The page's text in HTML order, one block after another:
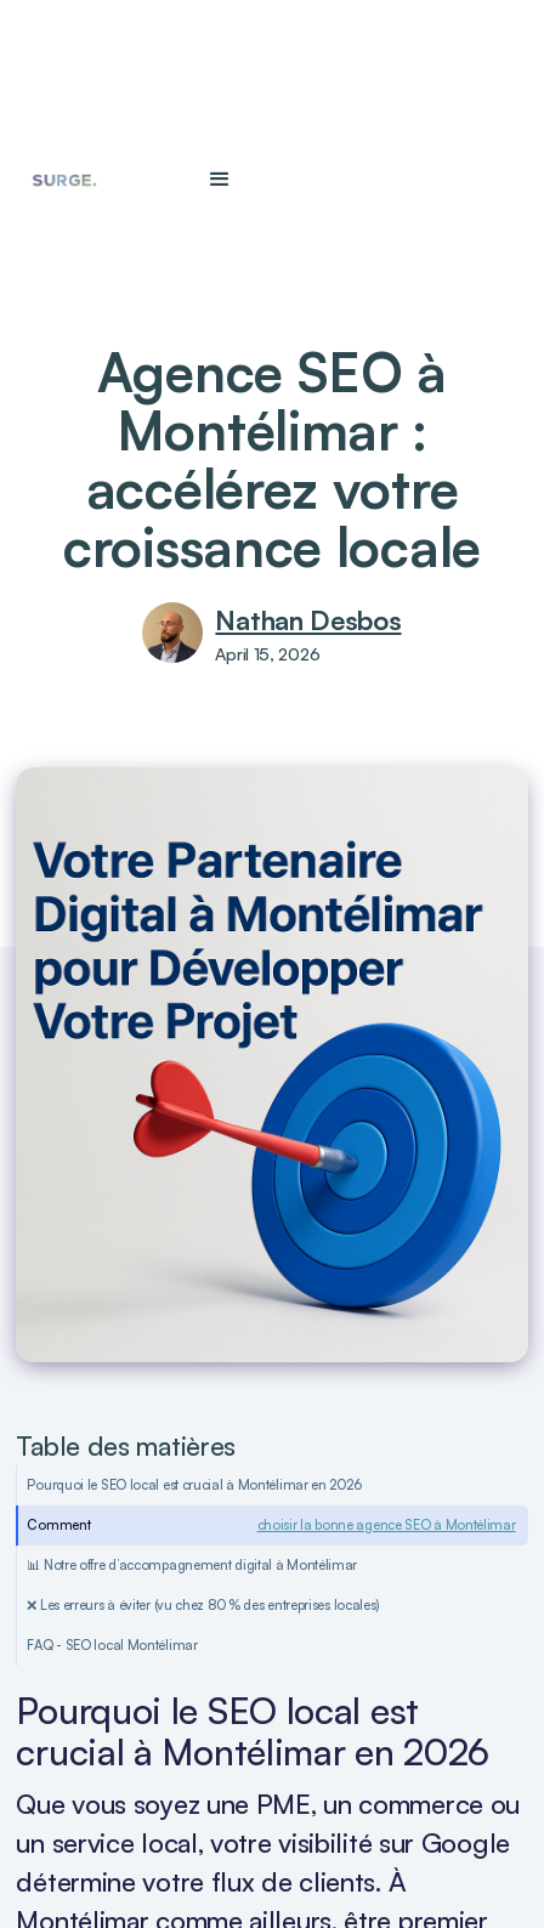
Agence SEO à
Montélimar :
accélérez votre
croissance locale
Nathan Desbos
April 15, 2026
Table des matières
Pourquoi le SEO local est crucial à Montélimar en 2026
Comment choisir la bonne agence SEO à Montélimar
📊 Notre offre d’accompagnement digital à Montélimar
❌ Les erreurs à éviter (vu chez 80 % des entreprises locales)
FAQ - SEO local Montélimar
Pourquoi le SEO local est
crucial à Montélimar en 2026
Que vous soyez une PME, un commerce ou
un service local, votre visibilité sur Google
détermine votre flux de clients. À
Montélimar comme ailleurs, être premier